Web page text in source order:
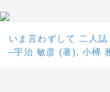
いま言わずして 二人誌
–宇治 敏彦 (著), 小榑